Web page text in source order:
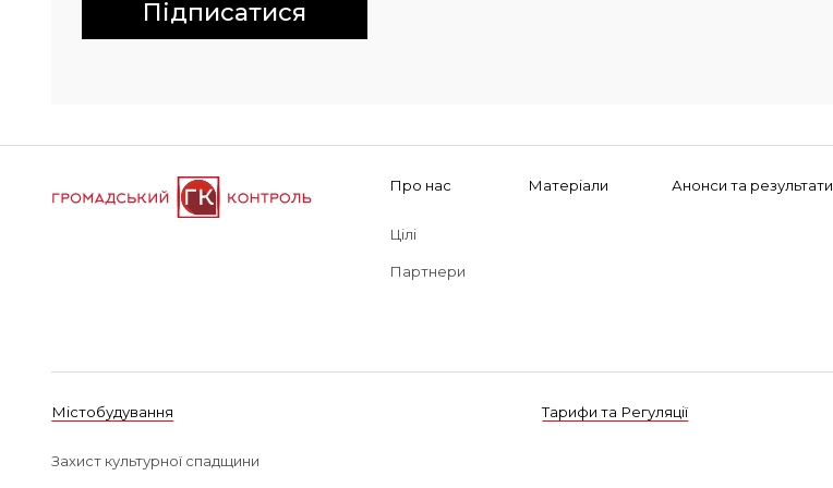
Підписатися
Про нас
Цілі
Партнери
Матеріали Анонси та результати
Містобудування
Захист культурної спадщини
Тарифи та Регуляції